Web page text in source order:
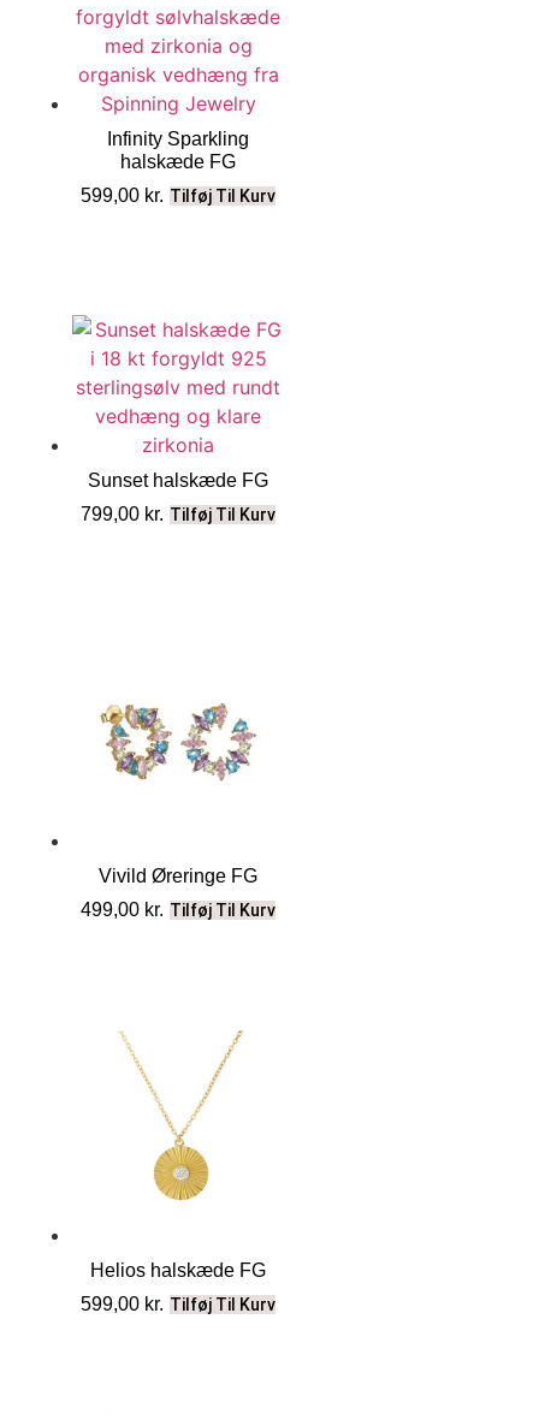
Infinity Sparkling
halskæde FG
599,00 kr. Tilføj Til Kurv
Sunset halskæde FG
799,00 kr. Tilføj Til Kurv
Vivild Øreringe FG
499,00 kr. Tilføj Til Kurv
Helios halskæde FG
599,00 kr. Tilføj Til Kurv